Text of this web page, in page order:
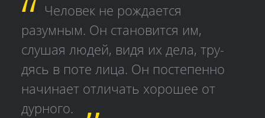
Человек не рождается
разумным. Он становится им,
слушая людей, видя их дела, тру­
дясь в поте лица. Он постепенно
начинает отличать хорошее от
дурного.